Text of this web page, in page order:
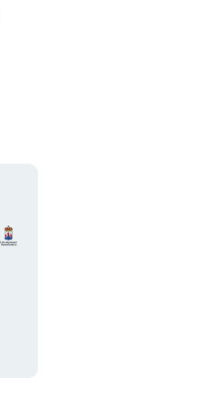
Organisationens
logotyp